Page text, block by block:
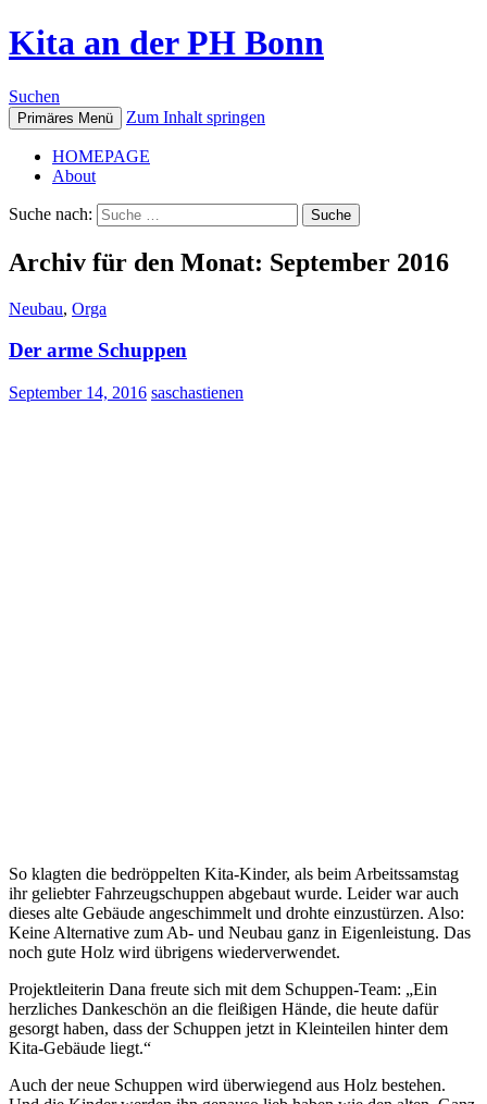
Kita an der PH Bonn
Suchen
Primäres Menü Zum Inhalt springen
HOMEPAGE
About
Suche nach:
Archiv für den Monat: September 2016
Neubau, Orga
Der arme Schuppen
September 14, 2016 saschastienen
So klagten die bedröppelten Kita-Kinder, als beim Arbeitssamstag
ihr geliebter Fahrzeugschuppen abgebaut wurde. Leider war auch
dieses alte Gebäude angeschimmelt und drohte einzustürzen. Also:
Keine Alternative zum Ab- und Neubau ganz in Eigenleistung. Das
noch gute Holz wird übrigens wiederverwendet.
Projektleiterin Dana freute sich mit dem Schuppen-Team: „Ein
herzliches Dankeschön an die fleißigen Hände, die heute dafür
gesorgt haben, dass der Schuppen jetzt in Kleinteilen hinter dem
Kita-Gebäude liegt.“
Auch der neue Schuppen wird überwiegend aus Holz bestehen.